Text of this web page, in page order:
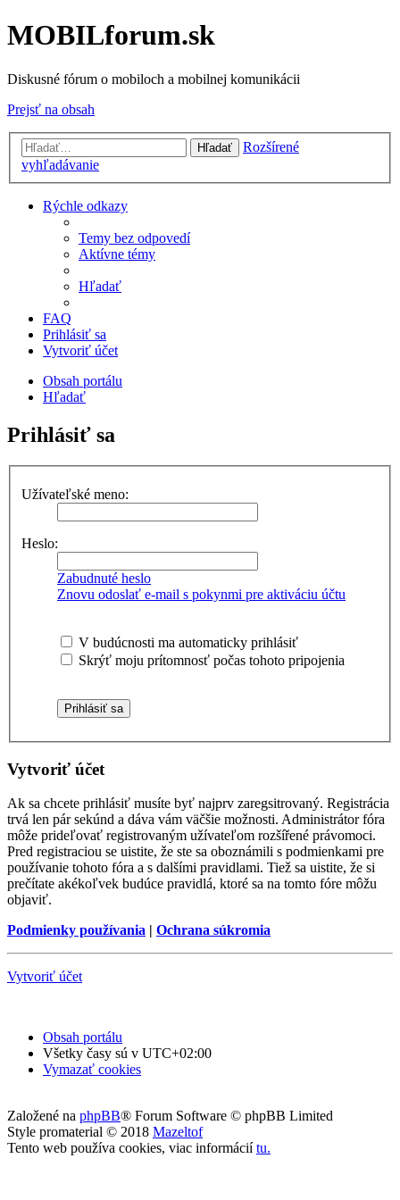
MOBILforum.sk
Diskusné fórum o mobiloch a mobilnej komunikácii
Prejsť na obsah
Hľadať
Rozšírené
vyhľadávanie
Rýchle odkazy
Temy bez odpovedí
Aktívne témy
Hľadať
FAQ
Prihlásiť sa
Vytvoriť účet
Obsah portálu
Hľadať
Prihlásiť sa
Užívateľské meno:
Heslo:
Zabudnuté heslo
Znovu odoslať e-mail s pokynmi pre aktiváciu účtu
V budúcnosti ma automaticky prihlásiť
Skrýť moju prítomnosť počas tohoto pripojenia
Vytvoriť účet
Ak sa chcete prihlásiť musíte byť najprv zaregsitrovaný. Registrácia
trvá len pár sekúnd a dáva vám väčšie možnosti. Administrátor fóra
môže prideľovať registrovaným užívateľom rozšířené právomoci.
Pred registraciou se uistite, že ste sa oboznámili s podmienkami pre
používanie tohoto fóra a s dalšími pravidlami. Tiež sa uistite, že si
prečítate akékoľvek budúce pravidlá, ktoré sa na tomto fóre môžu
objaviť.
Podmienky používania | Ochrana súkromia
Vytvoriť účet
Obsah portálu
Všetky časy sú v UTC+02:00
Vymazať cookies
Založené na phpBB® Forum Software © phpBB Limited
Style promaterial © 2018 Mazeltof
Tento web používa cookies, viac informáciítu.